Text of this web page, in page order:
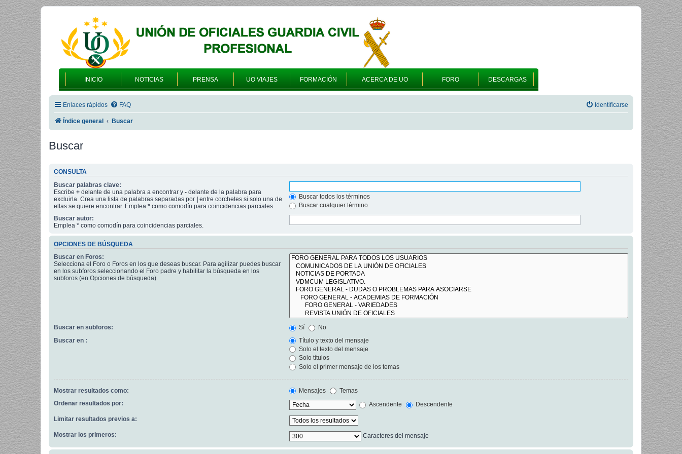
INICIO NOTICIAS PRENSA UO VIAJES FORMACIÓN ACERCA DE UO FORO DESCARGAS
Enlaces rápidos FAQ Identificarse
Índice general Buscar
Buscar
CONSULTA
Buscar palabras clave:
Escribe + delante de una palabra a encontrar y - delante de la palabra para
excluirla. Crea una lista de palabras separadas por
entre corchetes si solo una de
ellas se quiere encontrar. Emplea * como comodín para coincidencias parciales.
Buscar todos los términos
Buscar cualquier término
Buscar autor:
Emplea * como comodín para coincidencias parciales.
OPCIONES DE BÚSQUEDA
Buscar en Foros:
Selecciona el Foro o Foros en los que deseas buscar. Para agilizar puedes buscar
en los subforos seleccionando el Foro padre y habilitar la búsqueda en los
subforos (en Opciones de búsqueda).
Buscar en subforos: Sí
No
Buscar en :
Título y texto del mensaje
Solo el texto del mensaje
Solo títulos
Solo el primer mensaje de los temas
Mostrar resultados como: Mensajes
Temas
Ordenar resultados por:
Ascendente Descendente
Limitar resultados previos a:
Mostrar los primeros: Caracteres del mensaje